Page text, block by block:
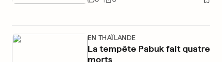
EN THAÏLANDE
La tempête Pabuk fait quatre
morts